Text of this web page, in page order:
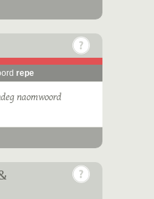
repe
naomwoord